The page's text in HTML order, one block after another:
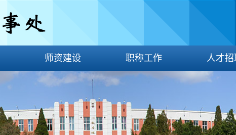
师资建设 职称工作 人才招